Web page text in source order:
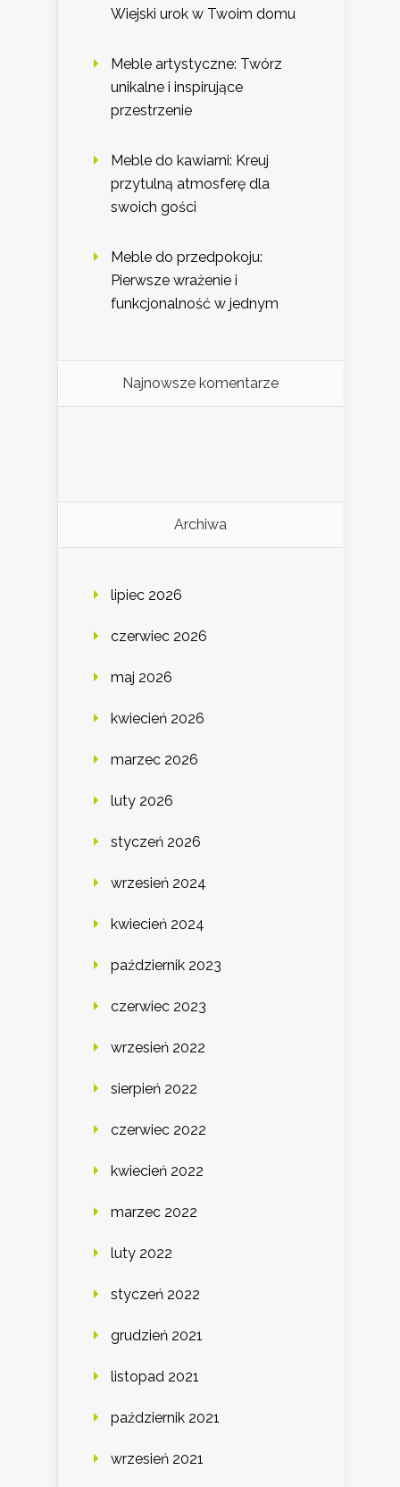
Wiejski urok w Twoim domu
Meble artystyczne: Twórz
unikalne i inspirujące
przestrzenie
Meble do kawiarni: Kreuj
przytulną atmosferę dla
swoich gości
Meble do przedpokoju:
Pierwsze wrażenie i
funkcjonalność w jednym
Najnowsze komentarze
Archiwa
lipiec 2026
czerwiec 2026
maj 2026
kwiecień 2026
marzec 2026
luty 2026
styczeń 2026
wrzesień 2024
kwiecień 2024
październik 2023
czerwiec 2023
wrzesień 2022
sierpień 2022
czerwiec 2022
kwiecień 2022
marzec 2022
luty 2022
styczeń 2022
grudzień 2021
listopad 2021
październik 2021
wrzesień 2021